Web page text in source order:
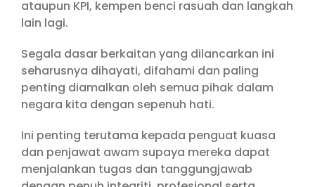
ataupun KPI, kempen benci rasuah dan langkah
lain lagi.
Segala dasar berkaitan yang dilancarkan ini
seharusnya dihayati, difahami dan paling
penting diamalkan oleh semua pihak dalam
negara kita dengan sepenuh hati.
Ini penting terutama kepada penguat kuasa
dan penjawat awam supaya mereka dapat
menjalankan tugas dan tanggungjawab